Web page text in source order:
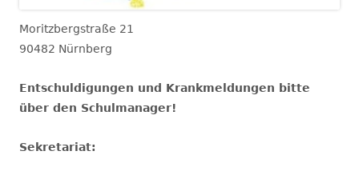
Moritzbergstraße 21
90482 Nürnberg
Entschuldigungen und Krankmeldungen bitte
über den Schulmanager!
Sekretariat: